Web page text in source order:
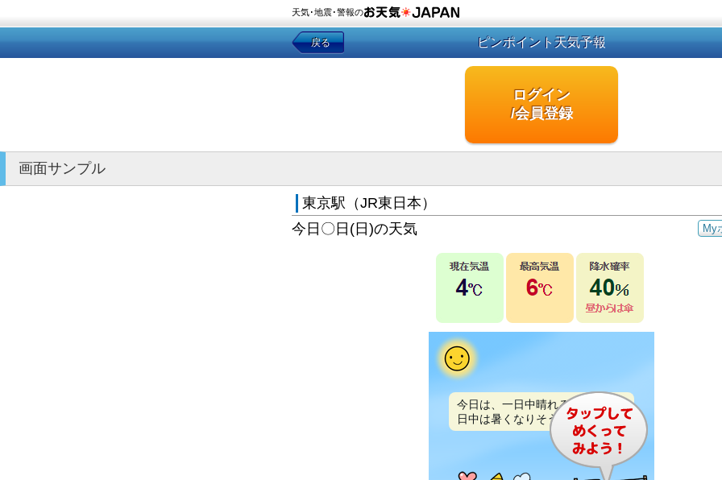
天気･地震･警報の
戻る ピンポイント天気予報
ログイン
/会員登録
画面サンプル
東京駅（JR東日本）
My
今日〇日(日)の天気
今日は、一日中晴れるでしょう。
日中は暑くなりそうです。